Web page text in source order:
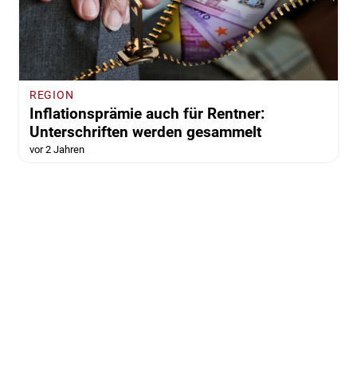
REGION
Inflationsprämie auch für Rentner:
Unterschriften werden gesammelt
vor 2 Jahren